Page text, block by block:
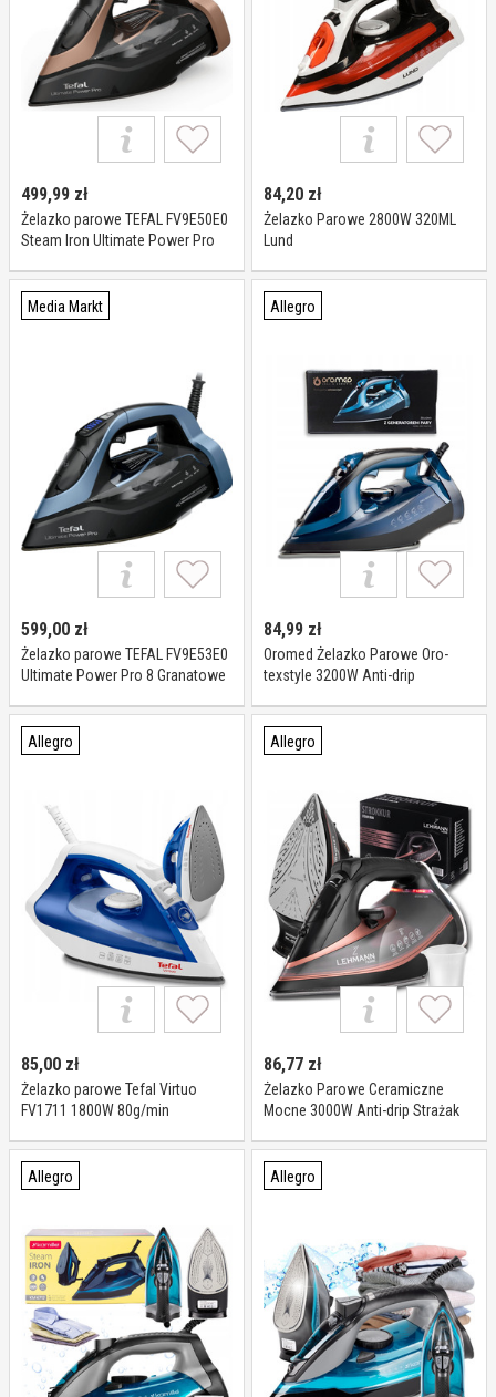
499,99 zł
Żelazko parowe TEFAL FV9E50E0
Steam Iron Ultimate Power Pro
84,20 zł
Żelazko Parowe 2800W 320ML
Lund
Media Markt
599,00 zł
Żelazko parowe TEFAL FV9E53E0
Ultimate Power Pro 8 Granatowe
Allegro
84,99 zł
Oromed Żelazko Parowe Oro-
texstyle 3200W Anti-drip
Allegro
85,00 zł
Żelazko parowe Tefal Virtuo
FV1711 1800W 80g/min
Allegro
86,77 zł
Żelazko Parowe Ceramiczne
Mocne 3000W Anti-drip Strażak
Allegro Allegro